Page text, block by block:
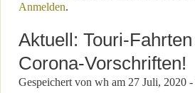
Anmelden.
Aktuell: Touri-
Corona-Vorschriften!
Gespeichert von wh am 27 Juli, 2020